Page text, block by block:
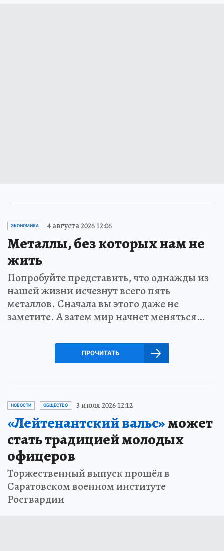
ЭКОНОМИКА 4 августа 2026 12:06
Металлы, без которых нам не
жить
Попробуйте представить, что однажды из
нашей жизни исчезнут всего пять
металлов. Сначала вы этого даже не
заметите. А затем мир начнет меняться…
ПРОЧИТАТЬ
НОВОСТИ ОБЩЕСТВО 3 июля 2026 12:12
«Лейтенантский вальс»может
стать традицией молодых
офицеров
Торжественный выпуск прошёл в
Саратовском военном институте
Росгвардии